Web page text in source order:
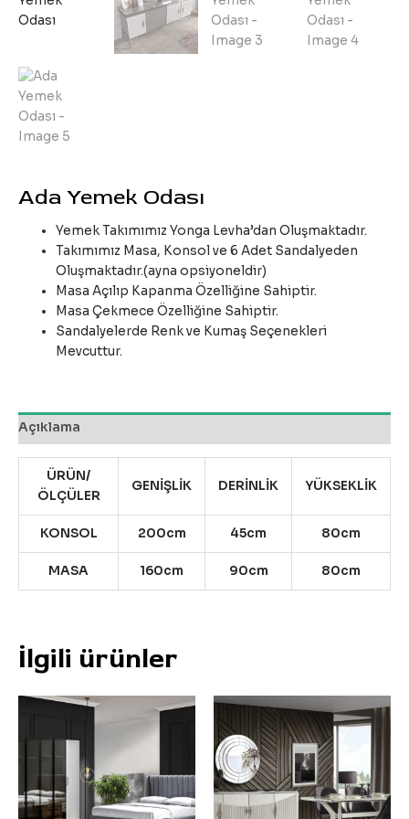
Ada Yemek Odası
Yemek Takımımız Yonga Levha’dan Oluşmaktadır.
Takımımız Masa, Konsol ve 6 Adet Sandalyeden
Oluşmaktadır.(ayna opsiyoneldir)
Masa Açılıp Kapanma Özelliğine Sahiptir.
Masa Çekmece Özelliğine Sahiptir.
Sandalyelerde Renk ve Kumaş Seçenekleri
Mevcuttur.
Açıklama
ÜRÜN/
ÖLÇÜLER
GENİŞLİK DERİNLİK YÜKSEKLİK
KONSOL 200cm 45cm 80cm
MASA 160cm 90cm 80cm
İlgili ürünler